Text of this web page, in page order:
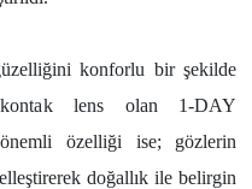
konforlu bir şekilde
lens olan 1-DAY
özelliği ise; gözlerin
doğallık ile belirgin